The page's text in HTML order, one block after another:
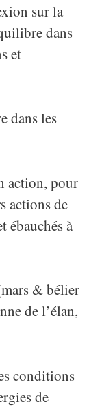
sur la
dans
et
dans les
action, pour
actions de
ébauchés à
& bélier
de l’élan,
conditions
de